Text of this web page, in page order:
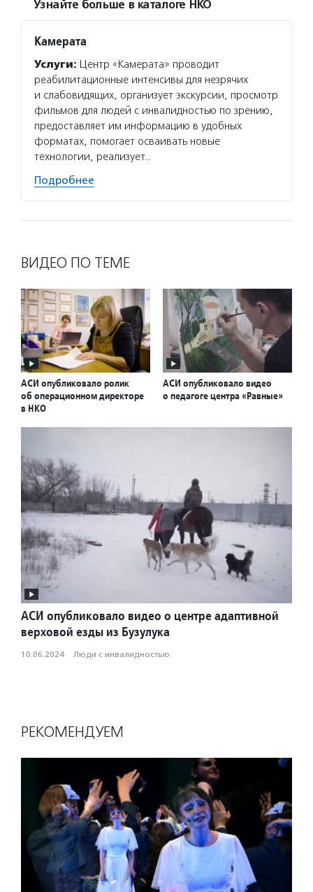
Узнайте больше в каталоге НКО
Камерата
Услуги: Центр «Камерата» проводит
реабилитационные интенсивы для незрячих
и слабовидящих, организует экскурсии, просмотр
фильмов для людей с инвалидностью по зрению,
предоставляет им информацию в удобных
форматах, помогает осваивать новые
технологии, реализует…
Подробнее
ВИДЕО ПО ТЕМЕ
АСИ опубликовало ролик
об операционном директоре
в НКО
АСИ опубликовало видео
о педагоге центра «Равные»
АСИ опубликовало видео о центре адаптивной
верховой езды из Бузулука
10.06.2024 · Люди с инвалидностью
РЕКОМЕНДУЕМ